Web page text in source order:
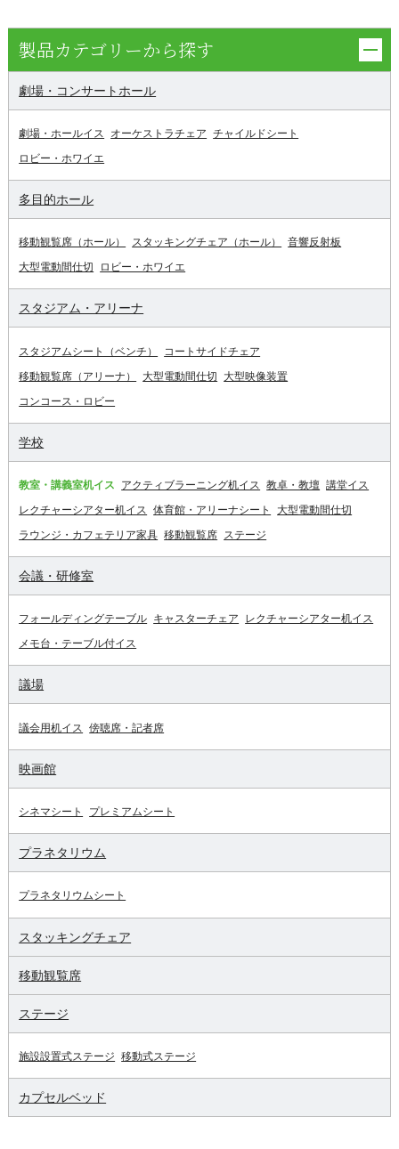
製品カテゴリーから探す
劇場・コンサートホール
劇場・ホールイス オーケストラチェア チャイルドシート
ロビー・ホワイエ
多目的ホール
移動観覧席（ホール） スタッキングチェア（ホール）
音響反射板
大型電動間仕切
ロビー・ホワイエ
スタジアム・アリーナ
スタジアムシート（ベンチ）
コートサイドチェア
移動観覧席（アリーナ）
大型電動間仕切
大型映像装置
コンコース・ロビー
学校
教室・講義室机イス アクティブラーニング机イス 教卓・教壇 講堂イス
レクチャーシアター机イス 体育館・アリーナシート
大型電動間仕切
ラウンジ・カフェテリア家具 移動観覧席 ステージ
会議・研修室
フォールディングテーブル キャスターチェア
レクチャーシアター机イス
メモ台・テーブル付イス
議場
議会用机イス 傍聴席・記者席
映画館
シネマシート プレミアムシート
プラネタリウム
プラネタリウムシート
スタッキングチェア
移動観覧席
ステージ
施設設置式ステージ 移動式ステージ
カプセルベッド